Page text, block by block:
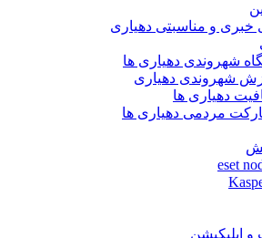
خبری و مناسبتی دهیاری
شهروندی دهیاری ها
شهروندی دهیاری
دهیاری ها
مردمی دهیاری ها
اپلیکیشن